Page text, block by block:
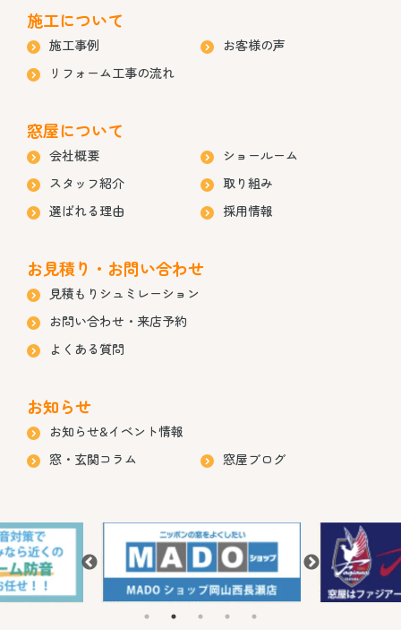
施工について
施工事例
お客様の声
リフォーム工事の流れ
窓屋について
会社概要
ショールーム
スタッフ紹介
取り組み
選ばれる理由
採用情報
お見積り・お問い合わせ
見積もりシュミレーション
お問い合わせ・来店予約
よくある質問
お知らせ
お知らせ&イベント情報
窓・玄関コラム
窓屋ブログ